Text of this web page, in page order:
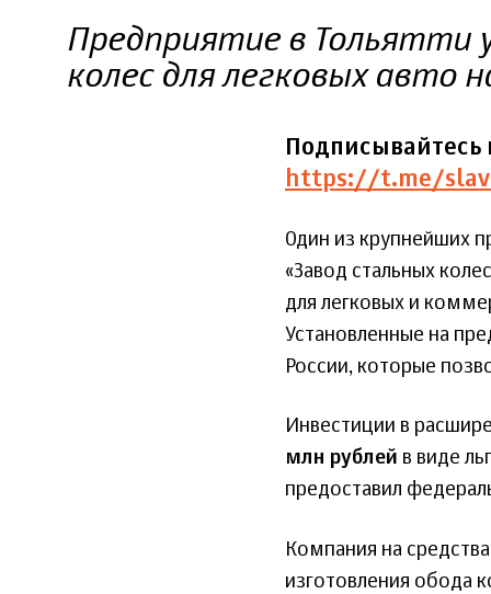
Предприятие в Тольятти
колес для легковых авто
https://t.me/
Один из крупнейших
«Завод стальных
для легковых и
Установленные на
России, которые
Инвестиции в
млн рублей в виде
предоставил
Компания на
изготовления обода